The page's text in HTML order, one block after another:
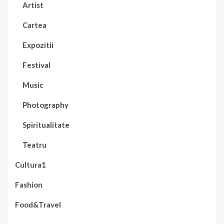
Artist
Cartea
Expozitii
Festival
Music
Photography
Spiritualitate
Teatru
Cultura1
Fashion
Food&Travel